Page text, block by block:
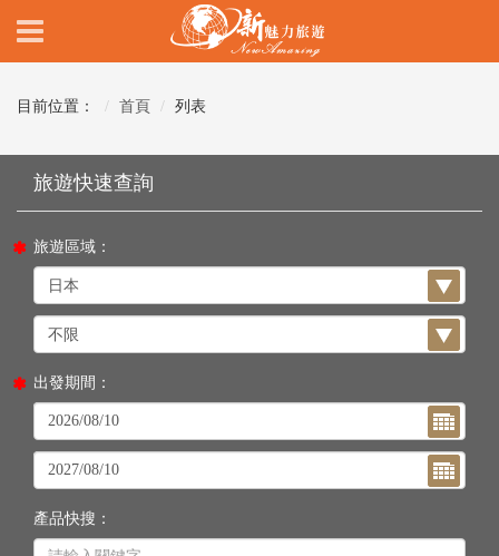
目前位置： 首頁 列表
旅遊區域：
出發期間：
產品快搜：